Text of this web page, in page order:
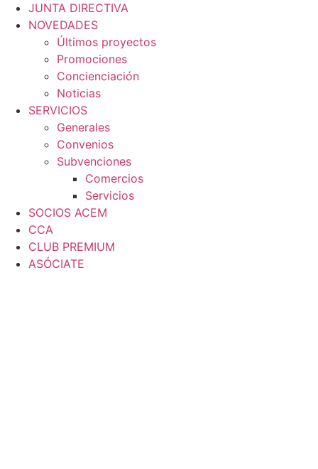
JUNTA DIRECTIVA
NOVEDADES
Últimos proyectos
Promociones
Concienciación
Noticias
SERVICIOS
Generales
Convenios
Subvenciones
Comercios
Servicios
SOCIOS ACEM
CCA
CLUB PREMIUM
ASÓCIATE